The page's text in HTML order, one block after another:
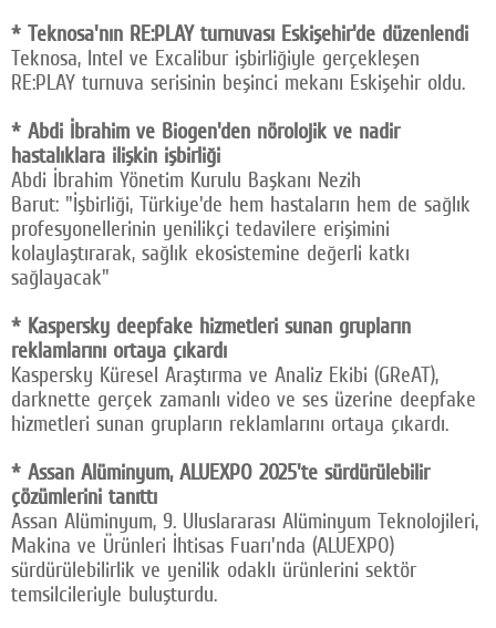
* Teknosa'nın RE:PLAY turnuvası Eskişehir'de düzenlendi
Teknosa, Intel ve Excalibur işbirliğiyle gerçekleşen
RE:PLAY turnuva serisinin beşinci mekanı Eskişehir oldu.
* Abdi İbrahim ve Biogen'den nörolojik ve nadir
hastalıklara ilişkin işbirliği
Abdi İbrahim Yönetim Kurulu Başkanı Nezih
Barut: "İşbirliği, Türkiye'de hem hastaların hem de sağlık
profesyonellerinin yenilikçi tedavilere erişimini
kolaylaştırarak, sağlık ekosistemine değerli katkı
sağlayacak"
* Kaspersky deepfake hizmetleri sunan grupların
reklamlarını ortaya çıkardı
Kaspersky Küresel Araştırma ve Analiz Ekibi (GReAT),
darknette gerçek zamanlı video ve ses üzerine deepfake
hizmetleri sunan grupların reklamlarını ortaya çıkardı.
* Assan Alüminyum, ALUEXPO 2025'te sürdürülebilir
çözümlerini tanıttı
Assan Alüminyum, 9. Uluslararası Alüminyum Teknolojileri,
Makina ve Ürünleri İhtisas Fuarı'nda (ALUEXPO)
sürdürülebilirlik ve yenilik odaklı ürünlerini sektör
temsilcileriyle buluşturdu.